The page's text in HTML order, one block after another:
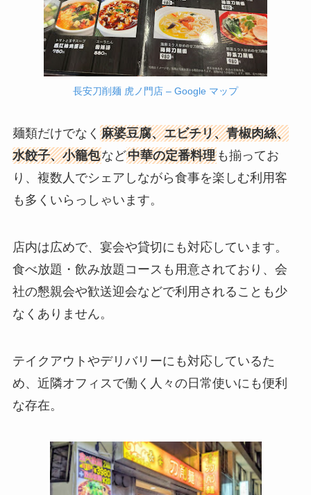
長安刀削麺 虎ノ門店 – Google マップ
麺類だけでなく 麻婆豆腐、エビチリ、青椒肉絲、
水餃子、小籠包など中華の定番料理も揃ってお
り、複数人でシェアしながら食事を楽しむ利用客
も多くいらっしゃいます。
店内は広めで、宴会や貸切にも対応しています。
食べ放題・飲み放題コースも用意されており、会
社の懇親会や歓送迎会などで利用されることも少
なくありません。
テイクアウトやデリバリーにも対応しているた
め、近隣オフィスで働く人々の日常使いにも便利
な存在。